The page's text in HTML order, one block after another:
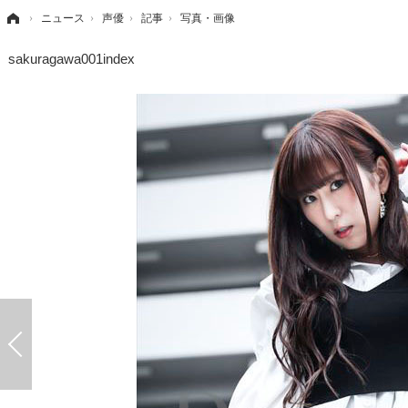
› ニュース › 声優 › 記事 › 写真・画像
sakuragawa001index